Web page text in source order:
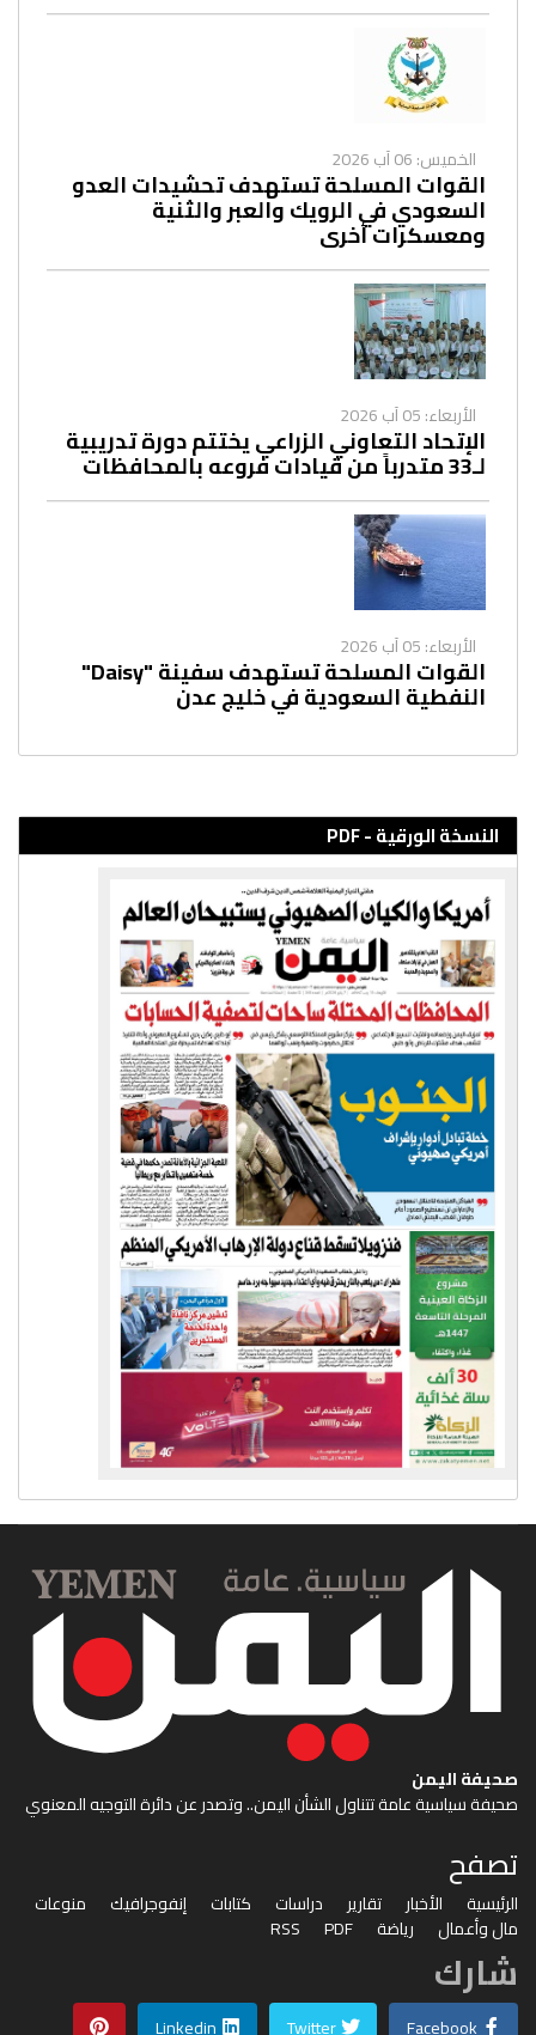
الخميس: 06 آب 2026
القوات المسلحة تستهدف تحشيدات العدو
السعودي في الرويك والعبر والثنية
ومعسكرات أخرى
الأربعاء: 05 آب 2026
الإتحاد التعاوني الزراعي يختتم دورة تدريبية
لـ33 متدرباً من قيادات فروعه بالمحافظات
الأربعاء: 05 آب 2026
القوات المسلحة تستهدف سفينة "Daisy"
النفطية السعودية في خليج عدن
النسخة الورقية - PDF
صحيفة اليمن
صحيفة سياسية عامة تتناول الشأن اليمن.. وتصدر عن دائرة التوجيه المعنوي
تصفح
الرئيسية الأخبار تقارير دراسات كتابات إنفوجرافيك
منوعات
مال وأعمال
رياضة PDF
RSS
شارك
Facebook
Twitter
Linkedin